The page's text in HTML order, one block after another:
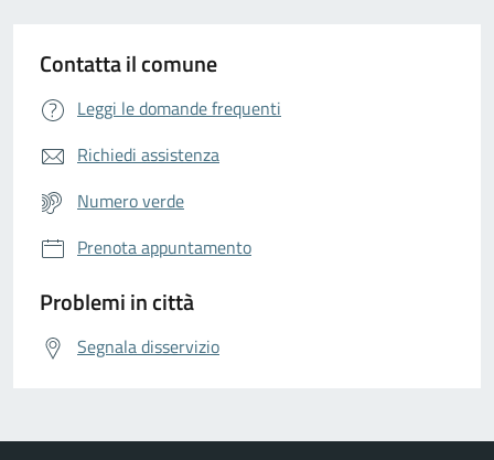
Contatta il comune
Leggi le domande frequenti
Richiedi assistenza
Numero verde
Prenota appuntamento
Problemi in città
Segnala disservizio